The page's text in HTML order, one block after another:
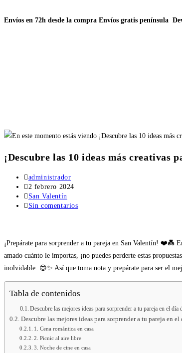
Envíos en 72h desde la compra Envíos gratis península
¡Descubre las 10 ideas más creativas
administrador
2 febrero 2024
San Valentín
Sin comentarios
¡Prepárate para sorprender a tu pareja en San Valentín! ❤️💑
amado cuánto le importas, ¡no puedes perderte estas
inolvidable. 😍✨ Así que toma nota y prepárate para ser el
Tabla de contenidos
Descubre las mejores ideas para sorprender a tu pareja en el
Descubre las mejores ideas para sorprender a tu pareja en
1. Cena romántica en casa
2. Picnic al aire libre
3. Noche de cine en casa